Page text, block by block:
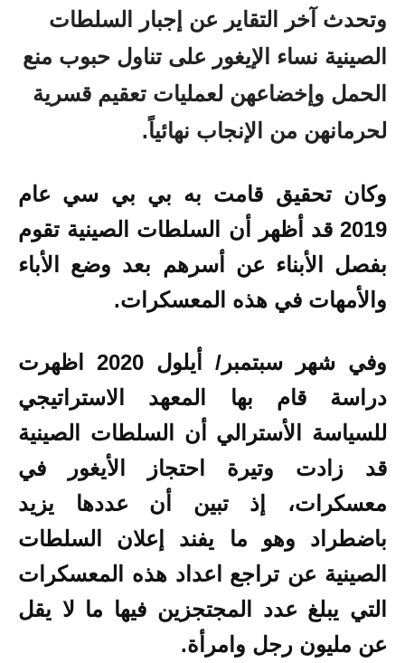
وتحدث آخر التقاير عن إجبار السلطات
الصينية نساء الإيغور على تناول حبوب منع
الحمل وإخضاعهن لعمليات تعقيم قسرية
لحرمانهن من الإنجاب نهائياً.
وكان تحقيق قامت به بي بي سي عام
2019 قد أظهر أن السلطات الصينية تقوم
بفصل الأبناء عن أسرهم بعد وضع الأباء
والأمهات في هذه المعسكرات.
وفي شهر سبتمبر/ أيلول 2020 اظهرت
دراسة قام بها المعهد الاستراتيجي
للسياسة الأسترالي أن السلطات الصينية
قد زادت وتيرة احتجاز الأيغور في
معسكرات، إذ تبين أن عددها يزيد
باضطراد وهو ما يفند إعلان السلطات
الصينية عن تراجع اعداد هذه المعسكرات
التي يبلغ عدد المجتجزين فيها ما لا يقل
عن مليون رجل وامرأة.